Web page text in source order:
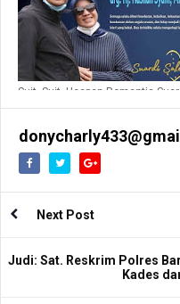
Suit..Suit, Ucapan Romantis
Next Post
Judi: Sat. Reskrim Polres
Kades